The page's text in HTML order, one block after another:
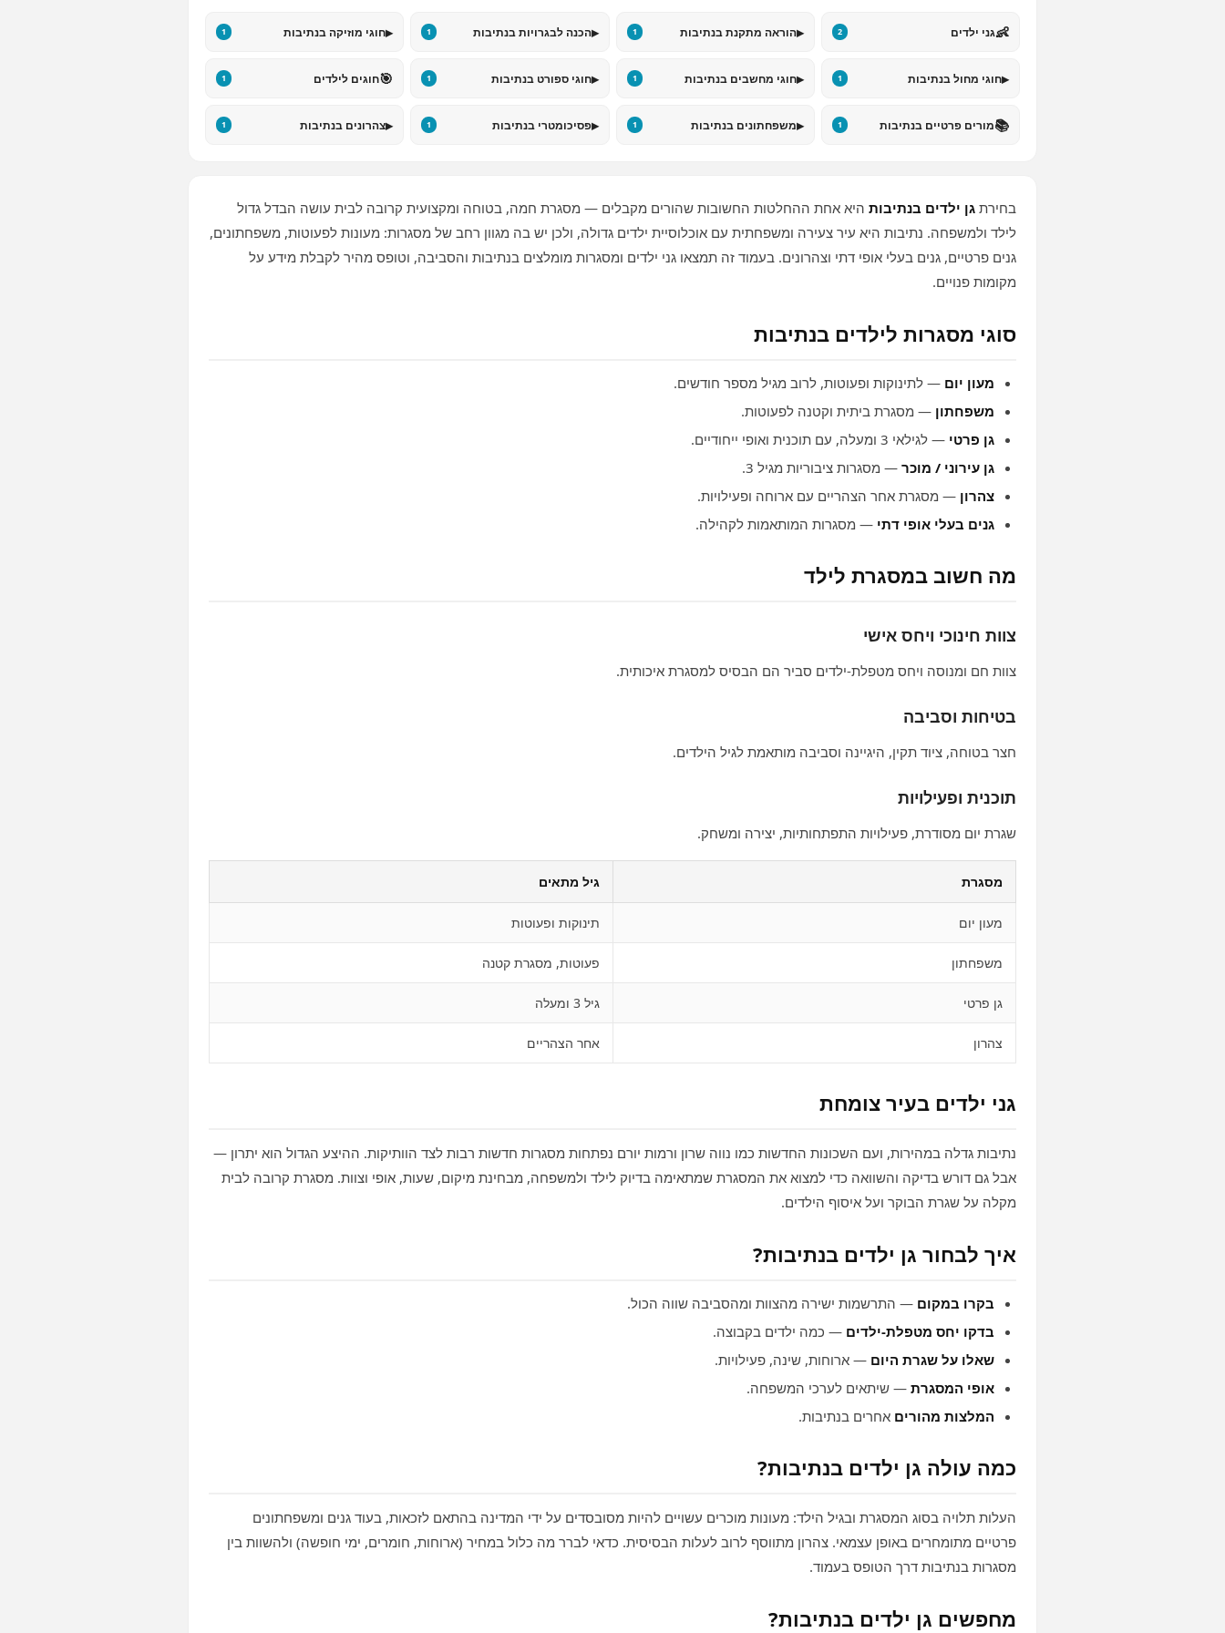
👶גני ילדים 2
▸הוראה מתקנת בנתיבות 1
▸הכנה לבגרויות בנתיבות 1
▸חוגי מוזיקה בנתיבות 1
▸חוגי מחול בנתיבות 1
▸חוגי מחשבים בנתיבות 1
▸חוגי ספורט בנתיבות 1
🎯חוגים לילדים 1
📚מורים פרטיים בנתיבות 1
▸משפחתונים בנתיבות 1
▸פסיכומטרי בנתיבות 1
▸צהרונים בנתיבות 1
בחירת גן ילדים בנתיבות היא אחת ההחלטות החשובות שהורים מקבלים — מסגרת חמה, בטוחה ומקצועית קרובה לבית עושה הבדל גדול
לילד ולמשפחה. נתיבות היא עיר צעירה ומשפחתית עם אוכלוסיית ילדים גדולה, ולכן יש בה מגוון רחב של מסגרות: מעונות לפעוטות, משפחתונים,
גנים פרטיים, גנים בעלי אופי דתי וצהרונים. בעמוד זה תמצאו גני ילדים ומסגרות מומלצים בנתיבות והסביבה, וטופס מהיר לקבלת מידע על
מקומות פנויים.
סוגי מסגרות לילדים בנתיבות
מעון יום — לתינוקות ופעוטות, לרוב מגיל מספר חודשים.
משפחתון — מסגרת ביתית וקטנה לפעוטות.
גן פרטי — לגילאי 3 ומעלה, עם תוכנית ואופי ייחודיים.
גן עירוני / מוכר — מסגרות ציבוריות מגיל 3.
צהרון — מסגרת אחר הצהריים עם ארוחה ופעילויות.
גנים בעלי אופי דתי — מסגרות המותאמות לקהילה.
מה חשוב במסגרת לילד
צוות חינוכי ויחס אישי
צוות חם ומנוסה ויחס מטפלת‑ילדים סביר הם הבסיס למסגרת איכותית.
בטיחות וסביבה
חצר בטוחה, ציוד תקין, היגיינה וסביבה מותאמת לגיל הילדים.
תוכנית ופעילויות
שגרת יום מסודרת, פעילויות התפתחותיות, יצירה ומשחק.
מסגרת גיל מתאים
מעון יום תינוקות ופעוטות
משפחתון פעוטות, מסגרת קטנה
גן פרטי גיל 3 ומעלה
צהרון אחר הצהריים
גני ילדים בעיר צומחת
נתיבות גדלה במהירות, ועם השכונות החדשות כמו נווה שרון ורמות יורם נפתחות מסגרות חדשות רבות לצד הוותיקות. ההיצע הגדול הוא יתרון —
אבל גם דורש בדיקה והשוואה כדי למצוא את המסגרת שמתאימה בדיוק לילד ולמשפחה, מבחינת מיקום, שעות, אופי וצוות. מסגרת קרובה לבית
מקלה על שגרת הבוקר ועל איסוף הילדים.
איך לבחור גן ילדים בנתיבות?
בקרו במקום — התרשמות ישירה מהצוות ומהסביבה שווה הכול.
בדקו יחס מטפלת‑ילדים — כמה ילדים בקבוצה.
שאלו על שגרת היום — ארוחות, שינה, פעילויות.
אופי המסגרת — שיתאים לערכי המשפחה.
המלצות מהורים אחרים בנתיבות.
כמה עולה גן ילדים בנתיבות?
העלות תלויה בסוג המסגרת ובגיל הילד: מעונות מוכרים עשויים להיות מסובסדים על ידי המדינה בהתאם לזכאות, בעוד גנים ומשפחתונים
פרטיים מתומחרים באופן עצמאי. צהרון מתווסף לרוב לעלות הבסיסית. כדאי לברר מה כלול במחיר (ארוחות, חומרים, ימי חופשה) ולהשוות בין
מסגרות בנתיבות דרך הטופס בעמוד.
מחפשים גן ילדים בנתיבות?